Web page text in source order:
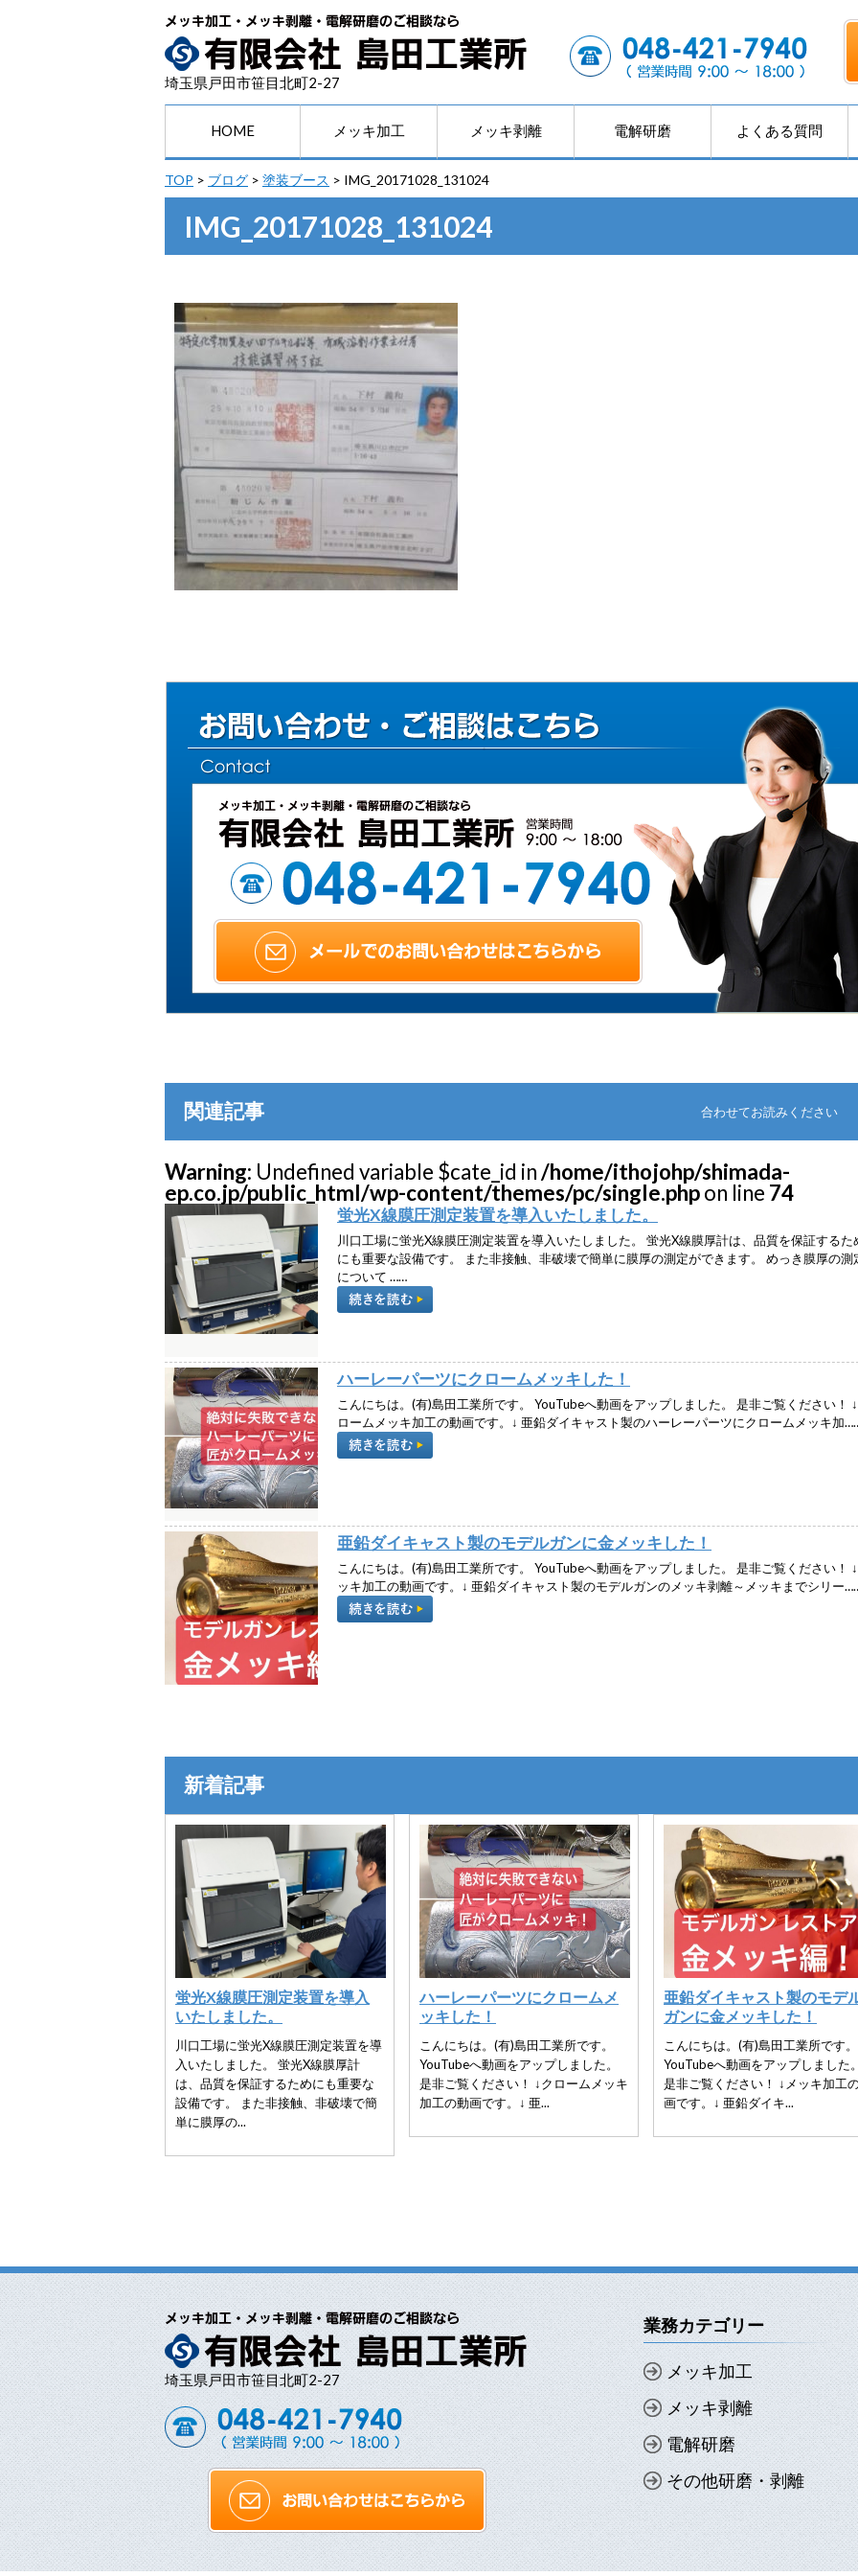
埼玉県戸田市笹目北町2-27
HOME メッキ加工 メッキ剥離 電解研磨 よくある質問
TOP > ブログ > 塗装ブース > IMG_20171028_131024
IMG_20171028_131024
関連記事 合わせてお読みください
Warning: Undefined variable $cate_id in/home/ithojohp/shimada-
ep.co.jp/public_html/wp-content/themes/pc/single.phpon line 74
蛍光X線膜圧測定装置を導入いたしました。
川口工場に蛍光X線膜圧測定装置を導入いたしました。 蛍光X線膜厚計は、品質を保証するた
にも重要な設備です。 また非接触、非破壊で簡単に膜厚の測定ができます。 めっき膜厚の測
について ……
ハーレーパーツにクロームメッキした！
こんにちは。(有)島田工業所です。 YouTubeへ動画をアップしました。 是非ご覧ください！
ロームメッキ加工の動画です。↓ 亜鉛ダイキャスト製のハーレーパーツにクロームメッキ加
亜鉛ダイキャスト製のモデルガンに金メッキした！
こんにちは。(有)島田工業所です。 YouTubeへ動画をアップしました。 是非ご覧ください！
ッキ加工の動画です。↓ 亜鉛ダイキャスト製のモデルガンのメッキ剥離～メッキまでシリー
新着記事
蛍光X線膜圧測定装置を導入
いたしました。
川口工場に蛍光X線膜圧測定装置を導
入いたしました。 蛍光X線膜厚計
は、品質を保証するためにも重要な
設備です。 また非接触、非破壊で簡
単に膜厚の...
ハーレーパーツにクロームメ
ッキした！
こんにちは。(有)島田工業所です。
YouTubeへ動画をアップしました。
是非ご覧ください！ ↓クロームメッキ
加工の動画です。↓ 亜...
亜鉛ダイキャスト製のモデ
ガンに金メッキした！
こんにちは。(有)島田工業所です。
YouTubeへ動画をアップしました。
是非ご覧ください！ ↓メッキ加工
画です。↓ 亜鉛ダイキ...
埼玉県戸田市笹目北町2-27
業務カテゴリー
メッキ加工
メッキ剥離
電解研磨
その他研磨・剥離